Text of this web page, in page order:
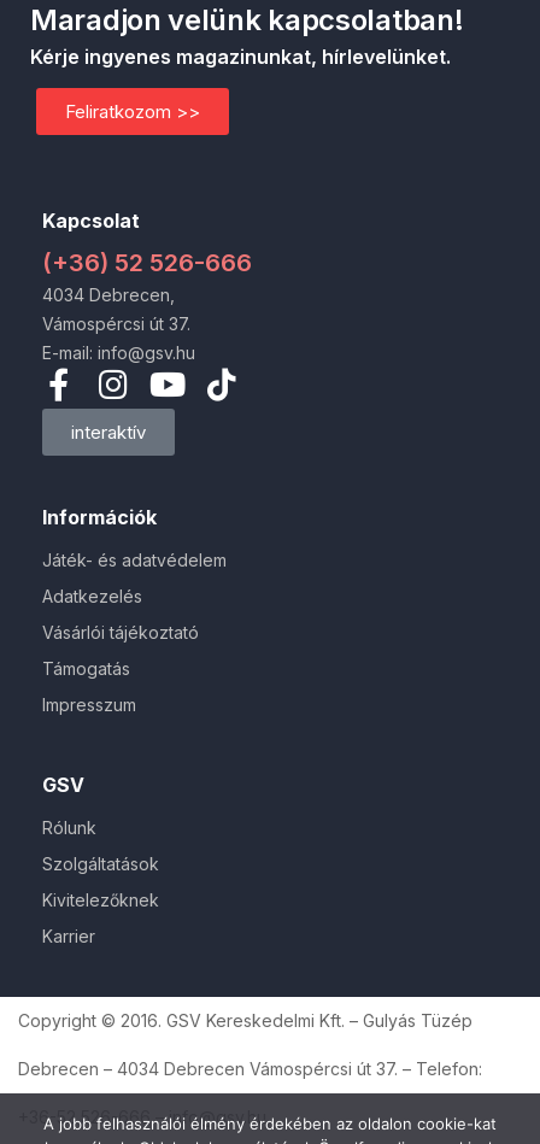
GSV
Rólunk
Szolgáltatások
Kivitelezőknek
Karrier
Információk
Játék- és adatvédelem
Adatkezelés
Vásárlói tájékoztató
Támogatás
Impresszum
Kapcsolat
(+36) 52 526-666
4034 Debrecen,
Vámospércsi út 37.
E-mail: info@gsv.hu
interaktív
Maradjon velünk kapcsolatban!
Kérje ingyenes magazinunkat, hírlevelünket.
Feliratkozom >>
Copyright © 2016. GSV Kereskedelmi Kft. – Gulyás Tüzép
Debrecen – 4034 Debrecen Vámospércsi út 37. – Telefon:
+36-52 526-666 – info@gsv.hu
A jobb felhasználói élmény érdekében az oldalon cookie-kat